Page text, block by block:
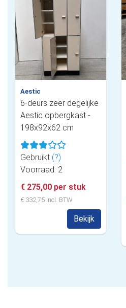
Aestic
6-deurs zeer degelijke
Aestic opbergkast -
198x92x62 cm
Gebruikt (?)
Voorraad: 2
€ 275,00 per stuk
€ 332,75 incl. BTW
Bekijk